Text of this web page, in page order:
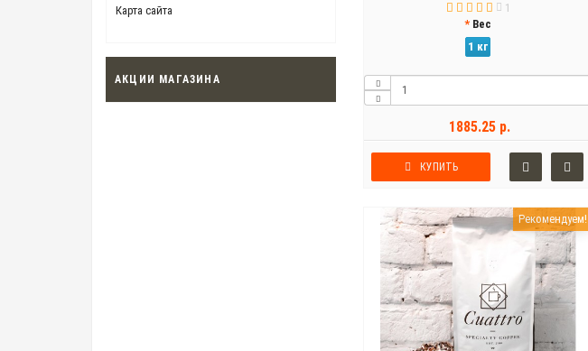
Карта сайта
АКЦИИ МАГАЗИНА
1
Вес
1 кг
1885.25 р.
КУПИТЬ
Рекомендуем!